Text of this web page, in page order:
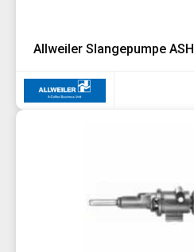
Allweiler Slangepumpe ASH